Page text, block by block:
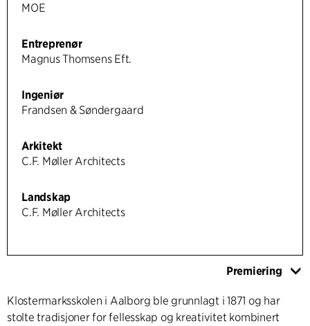
MOE
Entreprenør
Magnus Thomsens Eft.
Ingeniør
Frandsen & Søndergaard
Arkitekt
C.F. Møller Architects
Landskap
C.F. Møller Architects
Premiering
Klostermarksskolen i Aalborg ble grunnlagt i 1871 og har
stolte tradisjoner for fellesskap og kreativitet kombinert